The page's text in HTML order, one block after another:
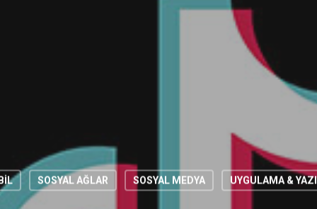
SOSYAL AĞLAR SOSYAL MEDYA UYGULAMA &